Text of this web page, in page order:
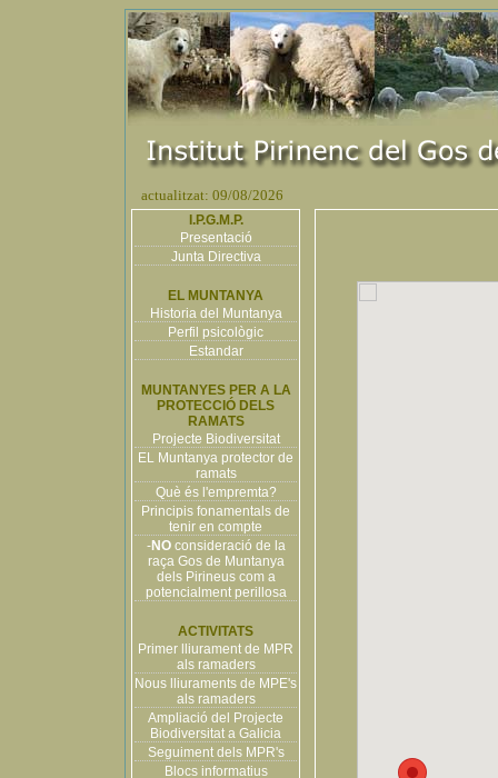
actualitzat: 09/08/2026
I.P.G.M.P.
Presentació
Junta Directiva
EL MUNTANYA
Historia del Muntanya
Perfil psicològic
Estandar
MUNTANYES PER A LA
PROTECCIÓ DELS
RAMATS
Projecte Biodiversitat
EL Muntanya protector de
ramats
Què és l'empremta?
Principis fonamentals de
tenir en compte
-NOconsideració de la
raça Gos de Muntanya
dels Pirineus com a
potencialment perillosa
ACTIVITATS
Primer lliurament de MPR
als ramaders
Nous lliuraments de MPE's
als ramaders
Ampliació del Projecte
Biodiversitat a Galicia
Seguiment dels MPR's
Blocs informatius